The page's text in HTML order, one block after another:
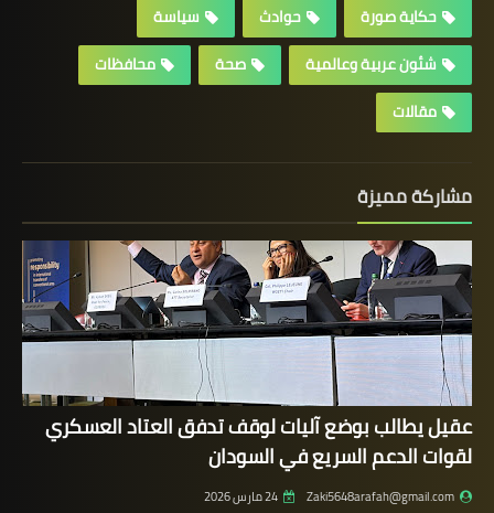
حكاية صورة
حوادث
سياسة
شئون عربية وعالمية
صحة
محافظات
مقالات
مشاركة مميزة
عقيل يطالب بوضع آليات لوقف تدفق العتاد العسكري
لقوات الدعم السريع في السودان
Zaki5648arafah@gmail.com 24 مارس 2026